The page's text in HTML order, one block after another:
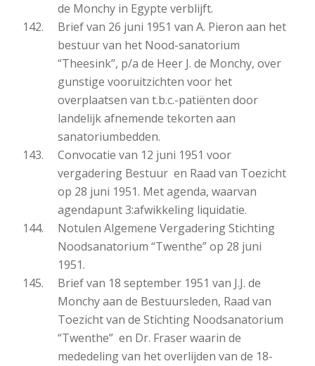
de Monchy in Egypte verblijft.
Brief van 26 juni 1951 van A. Pieron aan het
bestuur van het Nood-sanatorium
“Theesink”, p/a de Heer J. de Monchy, over
gunstige vooruitzichten voor het
overplaatsen van t.b.c.-patiënten door
landelijk afnemende tekorten aan
sanatoriumbedden.
Convocatie van 12 juni 1951 voor
vergadering Bestuur en Raad van Toezicht
op 28 juni 1951. Met agenda, waarvan
agendapunt 3:afwikkeling liquidatie.
Notulen Algemene Vergadering Stichting
Noodsanatorium “Twenthe” op 28 juni
1951.
Brief van 18 september 1951 van J.J. de
Monchy aan de Bestuursleden, Raad van
Toezicht van de Stichting Noodsanatorium
“Twenthe” en Dr. Fraser waarin de
mededeling van het overlijden van de 18-